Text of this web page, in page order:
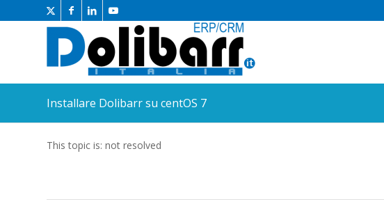
Installare Dolibarr su centOS 7
This topic is: not resolved